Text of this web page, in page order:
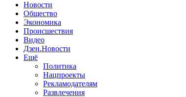
Новости
Общество
Экономика
Происшествия
Видео
Дзен.Новости
Ещё
Политика
Нацпроекты
Рекламодателям
Развлечения